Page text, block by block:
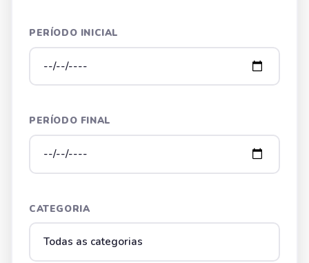
PERÍODO INICIAL
PERÍODO FINAL
CATEGORIA